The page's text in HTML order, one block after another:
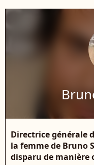
Directrice générale
la femme de Bruno
disparu de manière